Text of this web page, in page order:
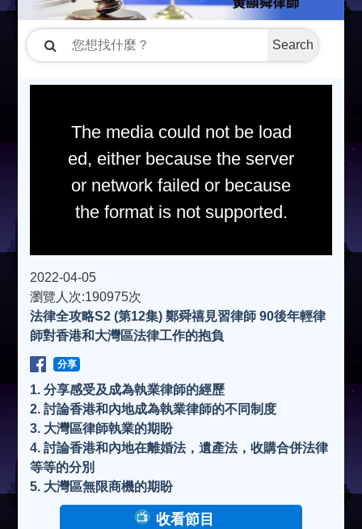
Search
The media could not be load
ed, either because the server
or network failed or because
the format is not supported.
2022-04-05
瀏覽人次:190975次
法律全攻略S2 (第12集) 鄭舜禧見習律師 90後年輕律
師對香港和大灣區法律工作的抱負
分享
1. 分享感受及成為執業律師的經歷
2. 討論香港和內地成為執業律師的不同制度
3. 大灣區律師執業的期盼
4. 討論香港和內地在離婚法，遺產法，收購合併法律
等等的分別
5. 大灣區無限商機的期盼
收看節目